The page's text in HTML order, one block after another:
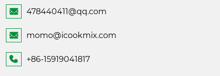
 478440411@qq.com
 momo@icookmix.com
 +86-15919041817